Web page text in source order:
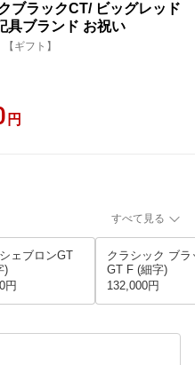
ブラックCT/ ビッグレッド
具ブランド お祝い
ギフト】
円
すべて見る
ェブロンGT
)
円
クラシック ブラ
GT F (細字)
132,000円